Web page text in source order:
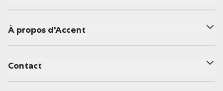
À propos d'Accent
Contact